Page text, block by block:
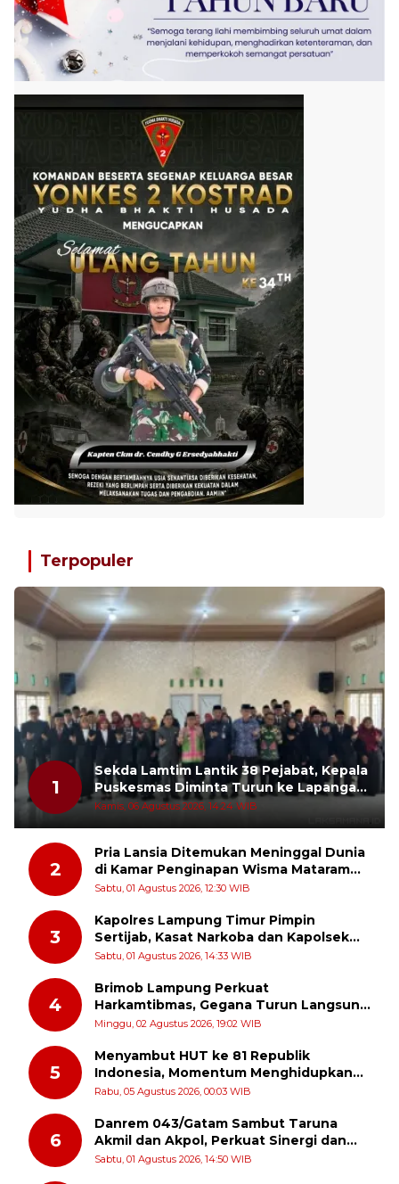
Terpopuler
1
Sekda Lamtim Lantik 38 Pejabat, Kepala
Puskesmas Diminta Turun ke Lapangan
dan Hadir di Tengah Masyarakat
Kamis, 06 Agustus 2026, 14:24 WIB
2
Pria Lansia Ditemukan Meninggal Dunia
di Kamar Penginapan Wisma Mataram
Baru
Sabtu, 01 Agustus 2026, 12:30 WIB
3
Kapolres Lampung Timur Pimpin
Sertijab, Kasat Narkoba dan Kapolsek
Sekampung Udik Berganti
Sabtu, 01 Agustus 2026, 14:33 WIB
4
Brimob Lampung Perkuat
Harkamtibmas, Gegana Turun Langsung
Patroli Dialogis ke Pasar dan Rumah
Minggu, 02 Agustus 2026, 19:02 WIB
5
Menyambut HUT ke 81 Republik
Indonesia, Momentum Menghidupkan
Kembali Semangat Juang Para Pahlawan
Rabu, 05 Agustus 2026, 00:03 WIB
6
Danrem 043/Gatam Sambut Taruna
Akmil dan Akpol, Perkuat Sinergi dan
Pengabdian untuk Masyarakat
Sabtu, 01 Agustus 2026, 14:50 WIB